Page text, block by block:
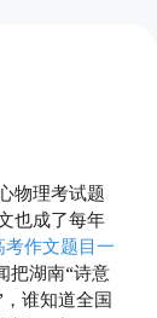
物理考试题
也成了每年
考作文题目一
把湖南“诗意
谁知道全国